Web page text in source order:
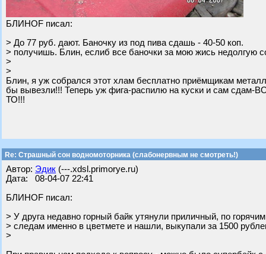
БЛИНОF писал:
> До 77 руб. дают. Баночку из под пива сдашь - 40-50 коп.
> получишь. Блин, еслиб все баночки за мою жись недолгую
>
>
Блин, я уж собрался этот хлам бесплатно приёмщикам
бы вывезли!!! Теперь уж фига-распилю на куски и сам
ТО!!!
Re: Страшный сон водномоторника (слабонервным не смотреть!)
Автор: Эдик (---.xdsl.primorye.ru)
Дата: 08-04-07 22:41
БЛИНОF писал:
> У друга недавно горный байк утянули приличный, по горячим
> следам именно в цветмете и нашли, выкупали за 1500
>